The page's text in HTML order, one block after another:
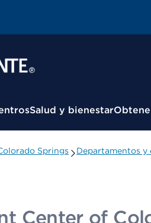
Salud y bienestar
Springs Departamentos y
Center of